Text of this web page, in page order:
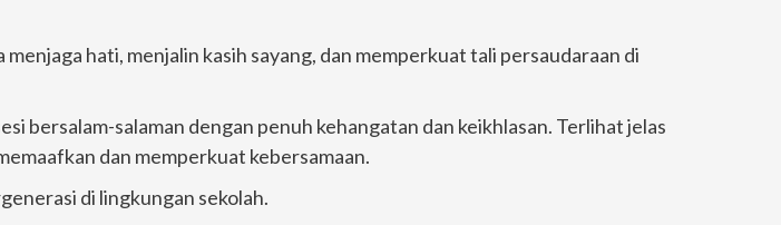
hati, menjalin kasih sayang, dan memperkuat tali persaudaraan di
bersalam-salaman dengan penuh kehangatan dan keikhlasan. Terlihat jelas
dan memperkuat kebersamaan.
di lingkungan sekolah.